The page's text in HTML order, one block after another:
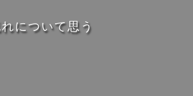
について思う